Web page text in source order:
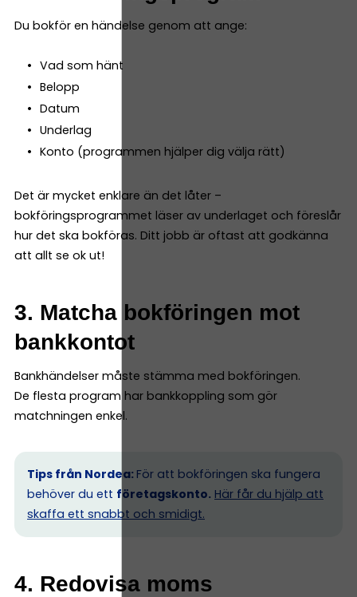
Du bokför en händelse genom att ange:
Vad som hänt
Belopp
Datum
Underlag
Konto (programmen hjälper dig välja rätt)
Det är mycket enklare än det låter –
bokföringsprogrammet läser av underlaget och föreslår
hur det ska bokföras. Ditt jobb är oftast att godkänna
att allt se ok ut!
3. Matcha bokföringen mot
bankkontot
Bankhändelser måste stämma med bokföringen.
De flesta program har bankkoppling som gör
matchningen enkel.
Tips från Nordea: För att bokföringen ska fungera
behöver du ett företagskonto. Här får du hjälp att
skaffa ett snabbt och smidigt.
4. Redovisa moms